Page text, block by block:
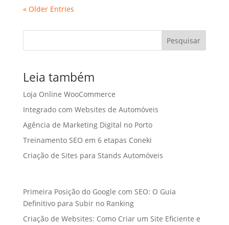
« Older Entries
Pesquisar
Leia também
Loja Online WooCommerce
Integrado com Websites de Automóveis
Agência de Marketing Digital no Porto
Treinamento SEO em 6 etapas Coneki
Criação de Sites para Stands Automóveis
Primeira Posição do Google com SEO: O Guia
Definitivo para Subir no Ranking
Criação de Websites: Como Criar um Site Eficiente e